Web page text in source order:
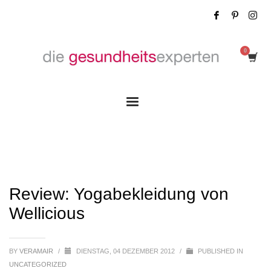
Review: Yogabekleidung von
Wellicious
BY VERAMAIR / DIENSTAG, 04 DEZEMBER 2012 /
PUBLISHED IN
UNCATEGORIZED